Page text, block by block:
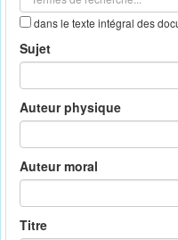
dans le texte intégral des
Sujet
Auteur physique
Auteur moral
Titre